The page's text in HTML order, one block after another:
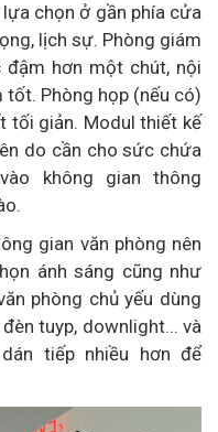
chọn ở gần phía cửa
lịch sự. Phòng giám
hơn một chút, nội
Phòng họp (nếu có)
tối giản. Modul thiết kế
do cần cho sức chứa
không gian thông
gian văn phòng nên
ánh sáng cũng như
phòng chủ yếu dùng
tuyp, downlight... và
tiếp nhiều hơn để